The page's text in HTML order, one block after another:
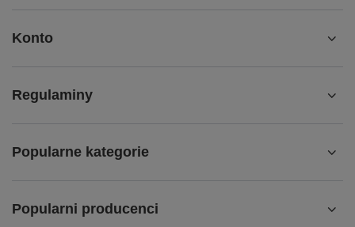
Konto
Regulaminy
Popularne kategorie
Popularni producenci